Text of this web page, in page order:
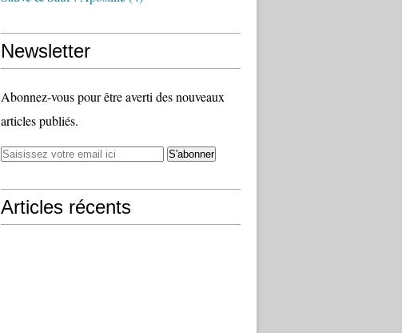
Newsletter
Abonnez-vous pour être averti des nouveaux
articles publiés.
Articles récents